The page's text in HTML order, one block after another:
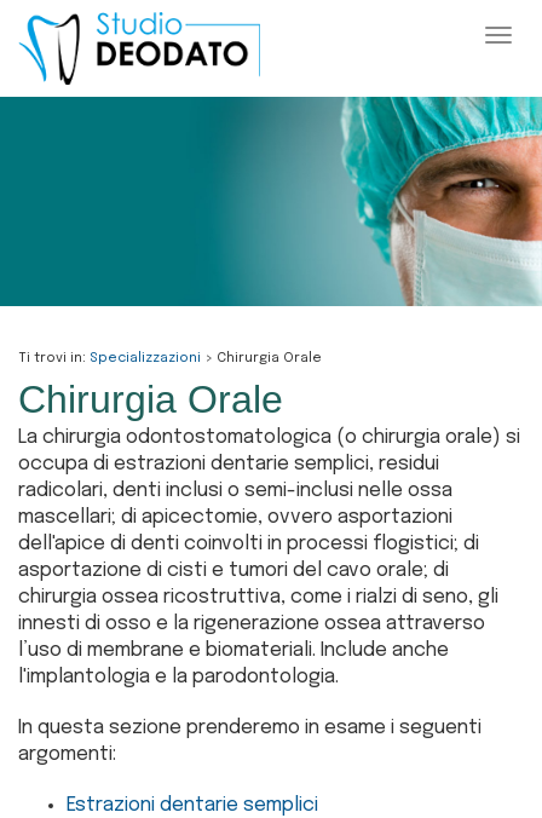
Ti trovi in: Specializzazioni > Chirurgia Orale
Chirurgia Orale
La chirurgia odontostomatologica (o chirurgia orale) si
occupa di estrazioni dentarie semplici, residui
radicolari, denti inclusi o semi-inclusi nelle ossa
mascellari; di apicectomie, ovvero asportazioni
dell'apice di denti coinvolti in processi flogistici; di
asportazione di cisti e tumori del cavo orale; di
chirurgia ossea ricostruttiva, come i rialzi di seno, gli
innesti di osso e la rigenerazione ossea attraverso
l’uso di membrane e biomateriali. Include anche
l'implantologia e la parodontologia.
In questa sezione prenderemo in esame i seguenti
argomenti:
Estrazioni dentarie semplici